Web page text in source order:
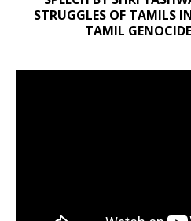
STRUGGLES OF TAMILS
TAMIL